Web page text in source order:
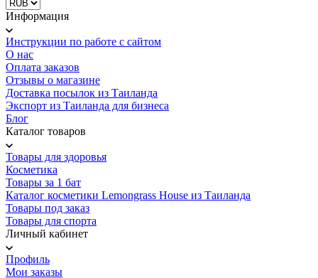
Информация
Инструкции по работе с сайтом
О нас
Оплата заказов
Отзывы о магазине
Доставка посылок из Таиланда
Экспорт из Таиланда для бизнеса
Блог
Каталог товаров
Товары для здоровья
Косметика
Товары за 1 бат
Каталог косметики Lemongrass House из Таиланда
Товары под заказ
Товары для спорта
Личный кабинет
Профиль
Мои заказы